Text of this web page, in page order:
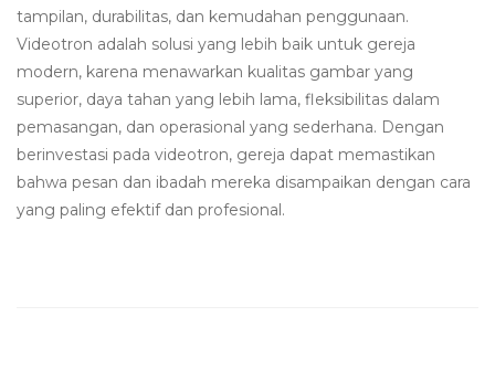
tampilan, durabilitas, dan kemudahan penggunaan.
Videotron adalah solusi yang lebih baik untuk gereja
modern, karena menawarkan kualitas gambar yang
superior, daya tahan yang lebih lama, fleksibilitas dalam
pemasangan, dan operasional yang sederhana. Dengan
berinvestasi pada videotron, gereja dapat memastikan
bahwa pesan dan ibadah mereka disampaikan dengan cara
yang paling efektif dan profesional.